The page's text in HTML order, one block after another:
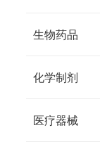
生物药品
化学制剂
医疗器械